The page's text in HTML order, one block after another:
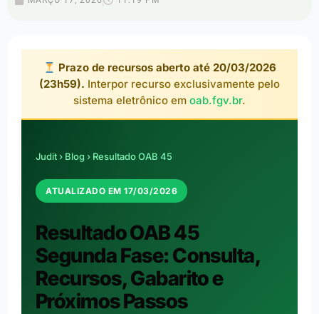
Prazo de recursos aberto até 20/03/2026
(23h59). Interpor recurso exclusivamente pelo
sistema eletrônico em oab.fgv.br.
Judit› Blog › Resultado OAB 45
ATUALIZADO EM 17/03/2026
Resultado OAB 45
Segunda Fase: Consulta,
Recursos, Gabarito e
Próximos Passos